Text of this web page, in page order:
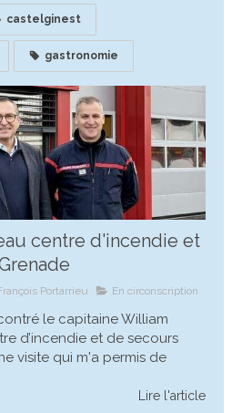
castelginest
gastronomie
centre d'incendie et
Portarrieu En circonscription
le capitaine William
d’incendie et de secours
visite qui m'a permis de
Lire l'article